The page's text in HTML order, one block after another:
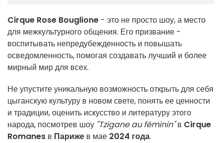
Cirque Rose Bouglione - это не просто шоу, а место
для межкультурного общения. Его призвание -
воспитывать непредубежденность и повышать
осведомленность, помогая создавать лучший и более
мирный мир для всех.
Не упустите уникальную возможность открыть для себя
цыганскую культуру в новом свете, понять ее ценности
и традиции, оценить искусство и литературу этого
народа, посмотрев шоу "Tzigane au féminin"в Cirque
Romanes в Париже в мае 2024 года.